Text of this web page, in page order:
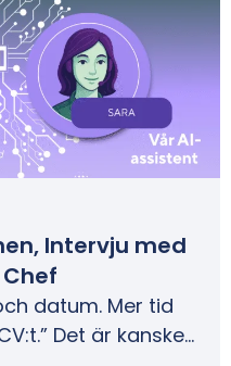
Intervju med
datum. Mer tid
Det är kanske…